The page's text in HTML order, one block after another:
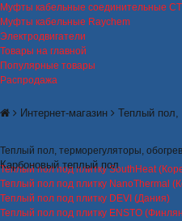
Муфты кабельные соединительные
Муфты кабельные Raychem
Электродвигатели
Товары на главной
Популярные товары
Распродажа
Интернет-магазин Теплый пол,
Карбоновый теплый пол
Теплый пол, терморегуляторы,
Теплый пол под плитку SouthHeat
Теплый пол под плитку NanoThermal
Теплый пол под плитку DEVI (Дания)
Теплый пол под плитку ENSTO